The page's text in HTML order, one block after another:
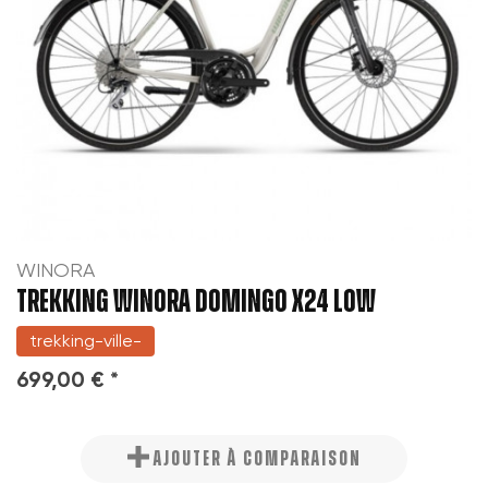
WINORA
TREKKING WINORA DOMINGO X24 LOW
trekking-ville-
699,00 € *
AJOUTER À COMPARAISON